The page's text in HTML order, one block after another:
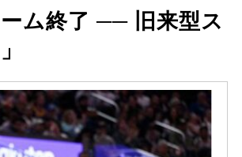
ム終了 ── 旧来型ス